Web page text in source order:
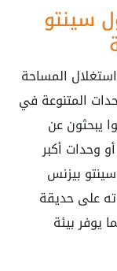
سينتو
المساحة
المتنوعة في
يبحثون عن
وحدات أكبر
بيزنس
على حديقة
مربع، مما يوفر بيئة